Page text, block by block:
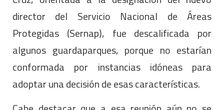
director del Servicio Nacional de Áreas
Protegidas (Sernap), fue descalificada por
algunos guardaparques, porque no estarían
conformada por instancias idóneas para
adoptar una decisión de esas características.